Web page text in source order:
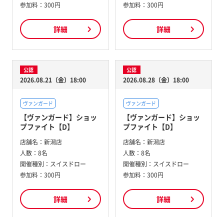
参加料： 300円
詳細
参加料： 300円
詳細
公認
2026.08.21（金）18:00
ヴァンガード
【ヴァンガード】ショッ
プファイト【D】
店舗名： 新潟店
人数： 8名
開催種別： スイスドロー
参加料： 300円
詳細
公認
2026.08.28（金）18:00
ヴァンガード
【ヴァンガード】ショッ
プファイト【D】
店舗名： 新潟店
人数： 8名
開催種別： スイスドロー
参加料： 300円
詳細